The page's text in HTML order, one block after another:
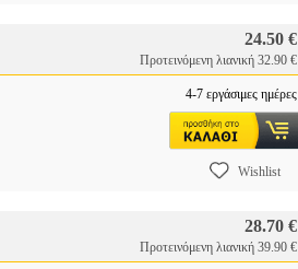
24.50 €
Προτεινόμενη λιανική 32.90 €
4-7 εργάσιμες ημέρες
Wishlist
28.70 €
Προτεινόμενη λιανική 39.90 €